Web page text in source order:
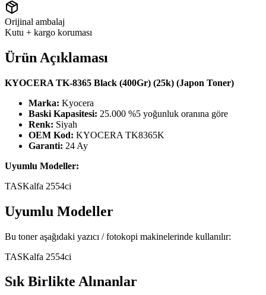
Orijinal ambalaj
Kutu + kargo koruması
Ürün Açıklaması
KYOCERA TK-8365 Black (400Gr) (25k) (Japon Toner)
Marka: Kyocera
Baski Kapasitesi: 25.000 %5 yoğunluk oranına göre
Renk: Siyah
OEM Kod: KYOCERA TK8365K
Garanti: 24 Ay
Uyumlu Modeller:
TASKalfa 2554ci
Uyumlu Modeller
Bu toner aşağıdaki yazıcı / fotokopi makinelerinde kullanılır:
TASKalfa 2554ci
Sık Birlikte Alınanlar